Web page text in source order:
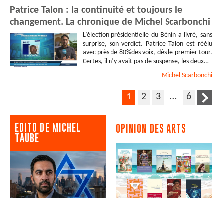
Patrice Talon : la continuité et toujours le
changement. La chronique de Michel Scarbonchi
L’élection présidentielle du Bénin a livré, sans
surprise, son verdict. Patrice Talon est réélu
avec près de 80%des voix, dès le premier tour.
Certes, il n’y avait pas de suspense, les deux…
Michel Scarbonchi
1 2 3 … 6
EDITO DE MICHEL
TAUBE
OPINION DES ARTS